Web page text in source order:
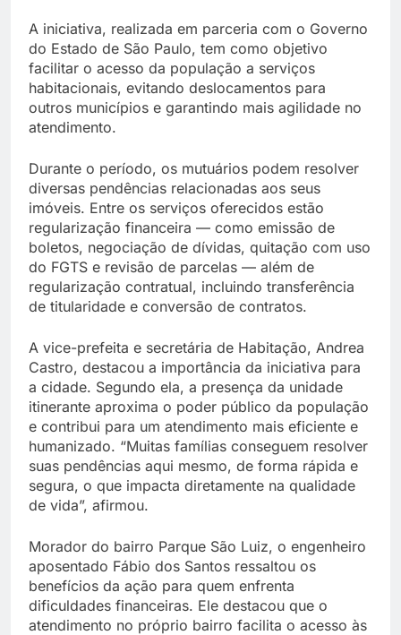
A iniciativa, realizada em parceria com o Governo
do Estado de São Paulo, tem como objetivo
facilitar o acesso da população a serviços
habitacionais, evitando deslocamentos para
outros municípios e garantindo mais agilidade no
atendimento.
Durante o período, os mutuários podem resolver
diversas pendências relacionadas aos seus
imóveis. Entre os serviços oferecidos estão
regularização financeira — como emissão de
boletos, negociação de dívidas, quitação com uso
do FGTS e revisão de parcelas — além de
regularização contratual, incluindo transferência
de titularidade e conversão de contratos.
A vice-prefeita e secretária de Habitação, Andrea
Castro, destacou a importância da iniciativa para
a cidade. Segundo ela, a presença da unidade
itinerante aproxima o poder público da população
e contribui para um atendimento mais eficiente e
humanizado. “Muitas famílias conseguem resolver
suas pendências aqui mesmo, de forma rápida e
segura, o que impacta diretamente na qualidade
de vida”, afirmou.
Morador do bairro Parque São Luiz, o engenheiro
aposentado Fábio dos Santos ressaltou os
benefícios da ação para quem enfrenta
dificuldades financeiras. Ele destacou que o
atendimento no próprio bairro facilita o acesso às